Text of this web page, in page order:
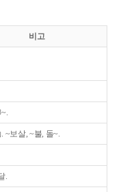
비고
~보살, ~불, 돌~.
.